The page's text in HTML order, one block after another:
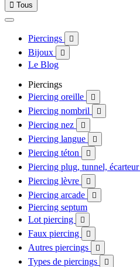
 Tous
Piercings 
Bijoux 
Le Blog
Piercings
Piercing oreille

Piercing nombril 
Piercing nez 
Piercing langue 
Piercing téton 
Piercing plug, tunnel, écarteur
Piercing lèvre 
Piercing arcade 
Piercing septum
Lot piercing

Faux piercing 
Autres piercings 
Types de piercings 